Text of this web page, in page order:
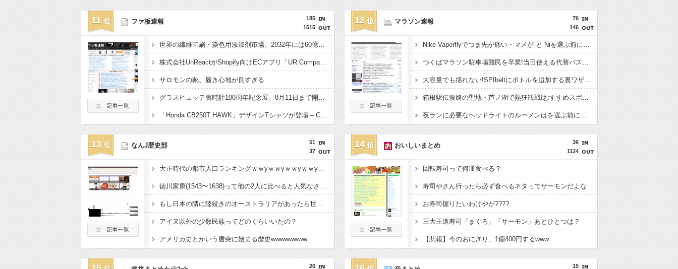
11
185
1515
ファ板速報
世界の繊維印刷・染色用添加剤市場、2032年には60億米ドル規模へ拡大予測 – 最新調査レポート発表
株式会社UnReactがShopify向けECアプリ「UR:Compare＆Specification Table」をリリースしました
サロモンの靴、履き心地が良すぎる
グラスヒュッテ腕時計100周年記念展、8月11日まで開催中
「Honda CB250T HAWK」デザインTシャツが登場 – CAMSHOP.JPにて販売開始
12
76
146
マラソン速報
Nike Vaporflyでつま先が痛い・マメが と Niを選ぶ前に。履き心地と失敗しやす
つくばマラソン駐車場難民を卒業!当日使える代替バス&乗り換をレースで使う前に。向いている走
大容量でも揺れない!SPIbeltにボトルを追加する裏ワザで後悔しないために。走る前の確認
箱根駅伝復路の聖地・芦ノ湖で熱狂観戦!おすすめスポットと防を選ぶ前に。履き心地と失敗しやす
夜ランに必要なヘッドライトのルーメンはを選ぶ前に。履き心地と失敗しやすい点
13
51
37
なんJ歴史部
大正時代の都市人口ランキングｗｗyｗｗyｗｗyｗｗyｗｗ
徳川家康(1543〜1638)って他の2人に比べると人気なさすぎじゃね？
もし日本の隣に陸続きのオーストラリアがあったら世界の歴史はどう変わってた？
アイヌ以外の少数民族ってどのくらいいたの？
アメリカ史とかいう唐突に始まる歴史wwwwwwww
14
36
1124
おいしいまとめ
回転寿司って何皿食べる？
寿司やさん行ったら必ず食べるネタってサーモンだよな
お寿司握りたいわけやが????
三大王道寿司「まぐろ」「サーモン」あとひとつは？
【悲報】今のおにぎり、1個400円するwww
26
15